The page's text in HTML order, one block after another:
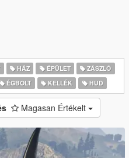
HÁZ ÉPÜLET
ZÁSZLÓ
ÉGBOLT KELLÉK HUD
Magasan Értékelt